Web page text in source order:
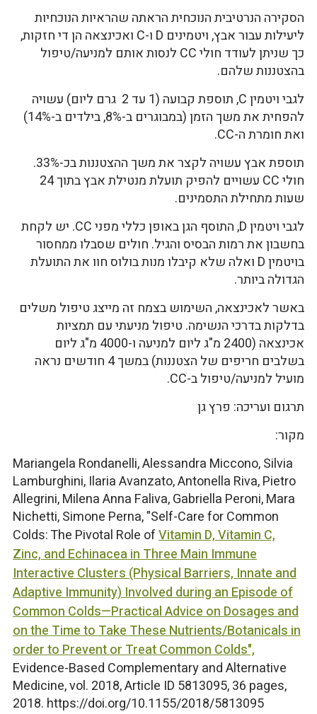
הסקירה הנרטיבית הנוכחית הראתה שהראיות הנוכחיות
ליעילות עבור אבץ, ויטמינים D ו-C ואכינצאה הן די חזקות,
כך שניתן לעודד חולי CC לנסות אותם למניעה/טיפול
בהצטננות שלהם.
לגבי ויטמין C, תוספת קבועה (1 עד 2 גרם ליום) עשויה
להפחית את משך הזמן (במבוגרים ב-8%, בילדים ב-14%)
ואת חומרת ה-CC.
תוספת אבץ עשויה לקצר את משך ההצטננות בכ-33%.
חולי CC עשויים להפיק תועלת מנטילת אבץ בתוך 24
שעות מתחילת התסמינים.
לגבי ויטמין D, התוסף הגן באופן כללי מפני CC. יש לקחת
בחשבון את רמות הבסיס והגיל. חולים שסבלו ממחסור
בויטמין D ואלה שלא קיבלו מנות בולוס חוו את התועלת
הגדולה ביותר.
באשר לאכינצאה, השימוש בצמח זה מייצג טיפול משלים
בדלקות בדרכי הנשימה. טיפול מניעתי עם תמציות
אכינצאה (2400 מ"ג ליום למניעה ו-4000 מ"ג ליום
בשלבים חריפים של הצטננות) במשך 4 חודשים נראה
מועיל למניעה/טיפול ב-CC.
תרגום ועריכה: פרץ גן
מקור:
Mariangela Rondanelli, Alessandra Miccono, Silvia
Lamburghini, Ilaria Avanzato, Antonella Riva, Pietro
Allegrini, Milena Anna Faliva, Gabriella Peroni, Mara
Nichetti, Simone Perna, "Self-Care for Common
Colds: The Pivotal Role ofVitamin D, Vitamin C,
Zinc, and Echinacea in Three Main Immune
Interactive Clusters (Physical Barriers, Innate and
Adaptive Immunity) Involved during an Episode of
Common Colds—Practical Advice on Dosages and
on the Time to Take These Nutrients/Botanicals in
order to Prevent or Treat Common Colds",
Evidence-Based Complementary and Alternative
Medicine, vol. 2018, Article ID 5813095, 36 pages,
2018. https://doi.org/10.1155/2018/5813095